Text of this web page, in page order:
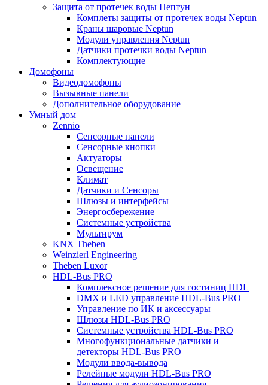
Защита от протечек воды Нептун
Комплеты защиты от протечек воды Neptun
Краны шаровые Neptun
Модули управления Neptun
Датчики протечки воды Neptun
Комплектующие
Домофоны
Видеодомофоны
Вызывные панели
Дополнительное оборудование
Умный дом
Zennio
Сенсорные панели
Сенсорные кнопки
Актуаторы
Освещение
Климат
Датчики и Сенсоры
Шлюзы и интерфейсы
Энергосбережение
Системные устройства
Мультирум
KNX Theben
Weinzierl Engineering
Theben Luxor
HDL-Bus PRO
Комплексное решение для гостиниц HDL
DMX и LED управление HDL-Bus PRO
Управление по ИК и аксессуары
Шлюзы HDL-Bus PRO
Системные устройства HDL-Bus PRO
Многофункциональные датчики и
детекторы HDL-Bus PRO
Модули ввода-вывода
Релейные модули HDL-Bus PRO